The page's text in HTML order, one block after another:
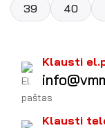
39 40
Klausti
Klausti